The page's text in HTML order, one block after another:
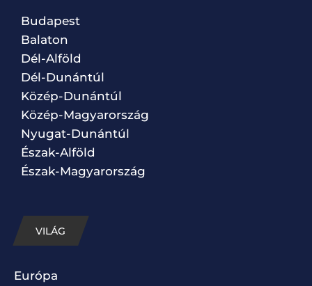
Budapest
Balaton
Dél-Alföld
Dél-Dunántúl
Közép-Dunántúl
Közép-Magyarország
Nyugat-Dunántúl
Észak-Alföld
Észak-Magyarország
VILÁG
Európa